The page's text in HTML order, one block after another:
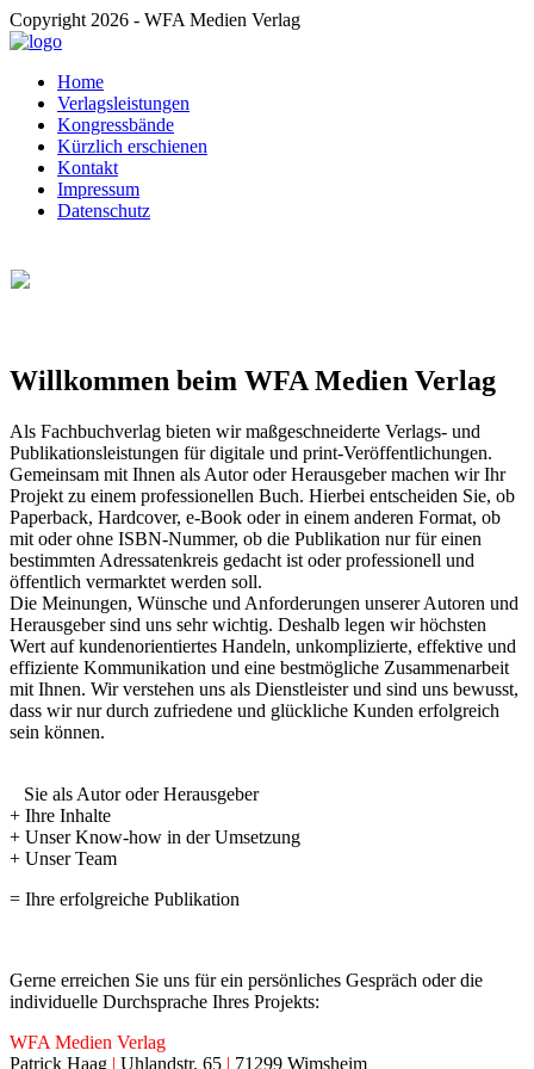
Copyright 2026 - WFA Medien Verlag
Home
Verlagsleistungen
Kongressbände
Kürzlich erschienen
Kontakt
Impressum
Datenschutz
Willkommen beim WFA Medien Verlag
Als Fachbuchverlag bieten wir maßgeschneiderte Verlags- und
Publikationsleistungen für digitale und print-Veröffentlichungen.
Gemeinsam mit Ihnen als Autor oder Herausgeber machen wir Ihr
Projekt zu einem professionellen Buch. Hierbei entscheiden Sie, ob
Paperback, Hardcover, e-Book oder in einem anderen Format, ob
mit oder ohne ISBN-Nummer, ob die Publikation nur für einen
bestimmten Adressatenkreis gedacht ist oder professionell und
öffentlich vermarktet werden soll.
Die Meinungen, Wünsche und Anforderungen unserer Autoren und
Herausgeber sind uns sehr wichtig. Deshalb legen wir höchsten
Wert auf kundenorientiertes Handeln, unkomplizierte, effektive und
effiziente Kommunikation und eine bestmögliche Zusammenarbeit
mit Ihnen. Wir verstehen uns als Dienstleister und sind uns bewusst,
dass wir nur durch zufriedene und glückliche Kunden erfolgreich
sein können.
Sie als Autor oder Herausgeber
+ Ihre Inhalte
+ Unser Know-how in der Umsetzung
+ Unser Team
= Ihre erfolgreiche Publikation
Gerne erreichen Sie uns für ein persönliches Gespräch oder die
individuelle Durchsprache Ihres Projekts:
WFA Medien Verlag
Patrick Haag | Uhlandstr. 65 | 71299 Wimsheim